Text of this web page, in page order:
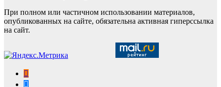
При полном или частичном использовании материалов,
опубликованных на сайте, обязательна активная гиперссылка
на сайт.